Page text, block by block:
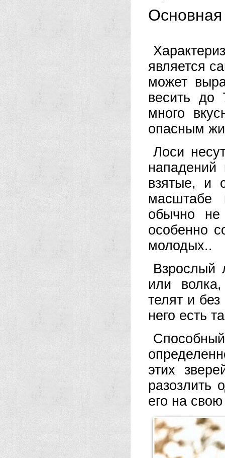
является
может
весить до
много
опасным
Лоси
взятые, и
масштабе
обычно
особенно
молодых..
Взрослый
или
телят и
него есть
этих
разозлить
его на свою